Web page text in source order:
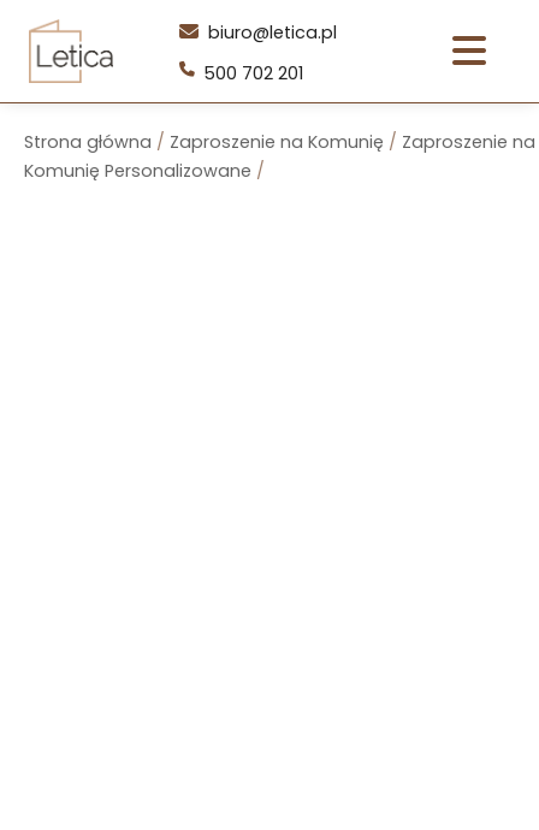
Przejdź
treści
biuro@letica.pl
500 702 201
Strona główna / Zaproszenie na Komunię / Zaproszenie na
Komunię Personalizowane /